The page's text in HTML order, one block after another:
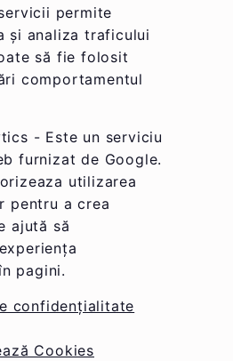
permite
și analiza traficului
să fie folosit
comportamentul
- Este un serviciu
furnizat de Google.
utilizarea
pentru a crea
ajută să
pagini.
confidențialitate
Cookies